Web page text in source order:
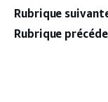
Rubrique
Rubrique